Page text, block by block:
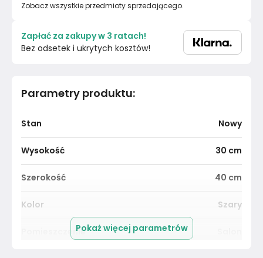
Parametry produktu:
Stan Nowy
Wysokość 30 cm
Szerokość 40 cm
Kolor Szary
PomieszczeniePokaż więcej parametrów
Zobacz wszystkie przedmioty sprzedającego.
Zapłać za zakupy w 3 ratach!
Bez odsetek i ukrytych kosztów!